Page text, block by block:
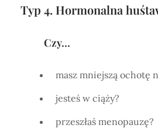
Typ 4. Hormonalna
Czy…
masz mniejszą ochotę
jesteś w ciąży?
przeszłaś menopauzę?